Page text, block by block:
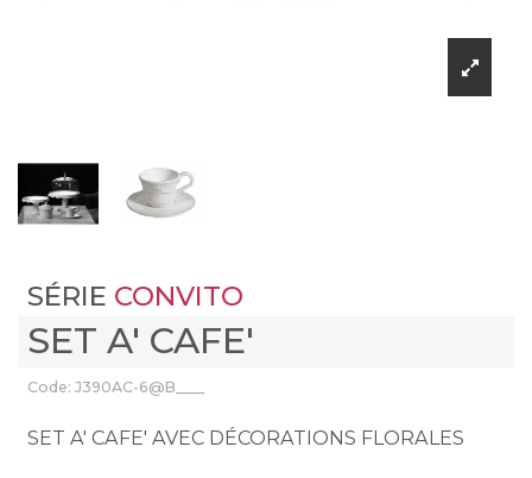
SÉRIE CONVITO
SET A' CAFE'
Code: J390AC-6@B____
SET A' CAFE' AVEC DÉCORATIONS FLORALES